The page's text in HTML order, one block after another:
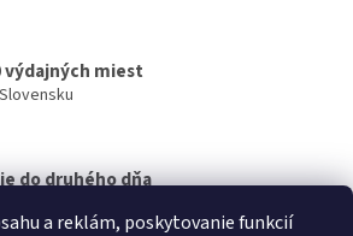
a reklám, poskytovanie funkcií
výdajných miest
do druhého dňa